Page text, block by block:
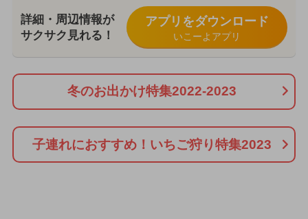
詳細・周辺情報が
サクサク見れる！
アプリをダウンロード
いこーよアプリ
冬のお出かけ特集2022-2023
子連れにおすすめ！いちご狩り特集2023